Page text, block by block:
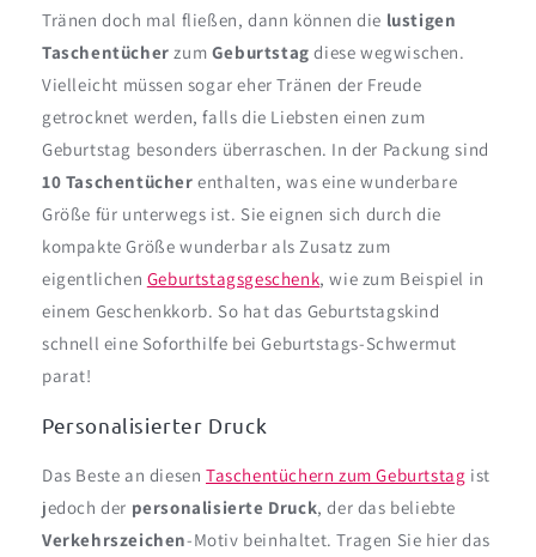
Tränen doch mal fließen, dann können die lustigen
Taschentücher zum Geburtstag diese wegwischen.
Vielleicht müssen sogar eher Tränen der Freude
getrocknet werden, falls die Liebsten einen zum
Geburtstag besonders überraschen. In der Packung sind
10 Taschentücher enthalten, was eine wunderbare
Größe für unterwegs ist. Sie eignen sich durch die
kompakte Größe wunderbar als Zusatz zum
eigentlichen Geburtstagsgeschenk, wie zum Beispiel in
einem Geschenkkorb. So hat das Geburtstagskind
schnell eine Soforthilfe bei Geburtstags-Schwermut
parat!
Personalisierter Druck
Das Beste an diesen Taschentüchern zum Geburtstag ist
jedoch der personalisierte Druck, der das beliebte
Verkehrszeichen-Motiv beinhaltet. Tragen Sie hier das